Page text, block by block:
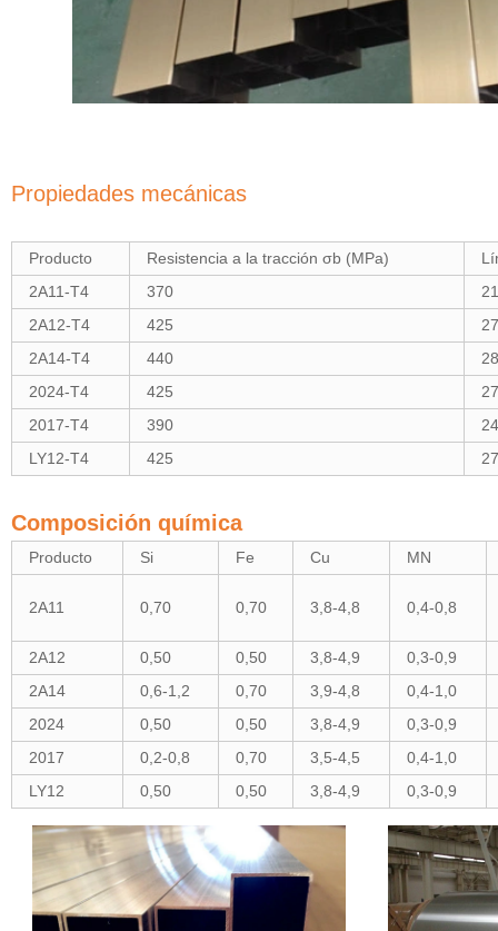
Propiedades mecánicas
Producto Resistencia a la tracción σb (MPa)
2A11-T4
370
2A12-T4
425
2A14-T4
440
2024-T4
425
2017-T4
390
LY12-T4
425
Composición química
Producto Si Fe Cu MN
2A11 0,70 0,70 3,8-4,8 0,4-0,8
2A12 0,50 0,50 3,8-4,9
0,3-0,9
2A14
0,6-1,2 0,70 3,9-4,8
0,4-1,0
2024
0,50 0,50 3,8-4,9
0,3-0,9
2017
0,2-0,8 0,70 3,5-4,5
0,4-1,0
LY12
0,50 0,50 3,8-4,9 0,3-0,9